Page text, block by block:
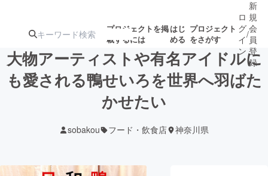
プロジェクトを掲
載するには
はじ
める
プロジェクト
をさがす
注目の新着プロ募集終了が近いプ
ロ
グ
イ
ン
/
新
規
会
員
登
録
大物アーティストや有名アイドルに
も愛される鴨せいろを世界へ羽ばた
かせたい
sobakou フード・飲食店 神奈川県